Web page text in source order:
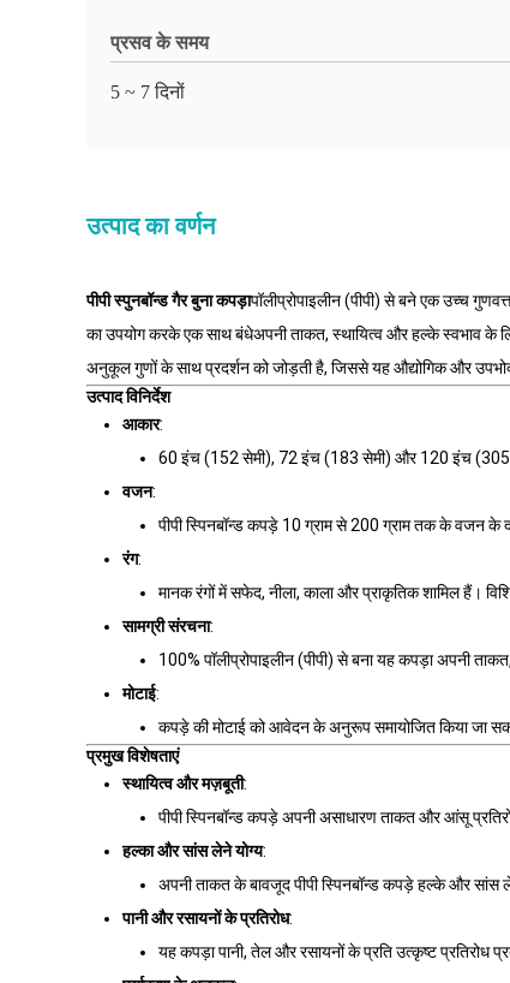
प्रसव के समय
5 ~ 7 दिनों
उत्पाद का वर्णन
पीपी स्पुनबॉन्ड गैर बुना कपड़ापॉलीप्रोपाइलीन (पीपी) से बने एक उच्च
का उपयोग करके एक साथ बंधेअपनी ताकत, स्थायित्व और हल्के स्वभाव के
अनुकूल गुणों के साथ प्रदर्शन को जोड़ती है, जिससे यह औद्योगिक और
उत्पाद विनिर्देश
आकार:
60 इंच (152 सेमी), 72 इंच (183 सेमी) और 120 इंच (305
वजन:
पीपी स्पिनबॉन्ड कपड़े 10 ग्राम से 200 ग्राम तक के वजन के
रंग:
मानक रंगों में सफेद, नीला, काला और प्राकृतिक शामिल हैं।
सामग्री संरचना:
100% पॉलीप्रोपाइलीन (पीपी) से बना यह कपड़ा अपनी
मोटाई:
कपड़े की मोटाई को आवेदन के अनुरूप समायोजित किया जा
प्रमुख विशेषताएं
स्थायित्व और मज़बूती:
पीपी स्पिनबॉन्ड कपड़े अपनी असाधारण ताकत और आंसू
हल्का और सांस लेने योग्य:
अपनी ताकत के बावजूद पीपी स्पिनबॉन्ड कपड़े हल्के और सांस
पानी और रसायनों के प्रतिरोध:
यह कपड़ा पानी, तेल और रसायनों के प्रति उत्कृष्ट प्रतिरोध